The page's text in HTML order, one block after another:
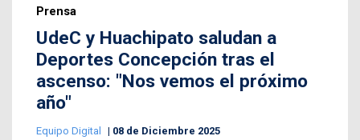
Prensa
UdeC y Huachipato saludan a
Deportes Concepción tras el
ascenso: "Nos vemos el próximo
año"
Equipo Digital 08 de Diciembre 2025